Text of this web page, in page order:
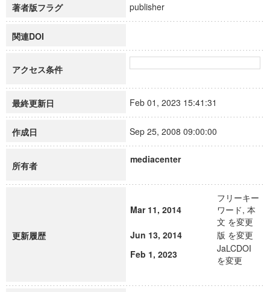
著者版フラグ publisher
関連DOI
アクセス条件
最終更新日 Feb 01, 2023 15:41:31
作成日 Sep 25, 2008 09:00:00
所有者
mediacenter
更新履歴
Mar 11, 2014
フリーキー
ワード, 本
文 を変更
Jun 13, 2014
版 を変更
Feb 1, 2023
JaLCDOI
を変更